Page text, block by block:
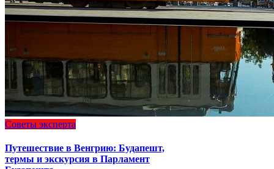
Советы эксперта
Путешествие в Венгрию: Будапешт,
термы и экскурсия в Парламент